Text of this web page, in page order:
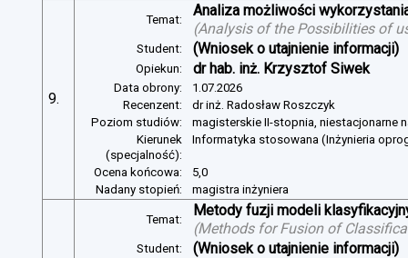
9.
Temat:
Analiza możliwości
(Analysis of the Possibilities of
Student: (Wniosek o utajnienie informacji)
Opiekun: dr hab. inż. Krzysztof Siwek
Data obrony:
1.07.2026
Recenzent:
dr inż. Radosław Roszczyk
Poziom studiów:
magisterskie II-stopnia, niestacjonarne
Kierunek
(specjalność):
Informatyka stosowana (Inżynieria
Ocena końcowa:
5,0
Nadany stopień:
magistra inżyniera
Temat:
Metody fuzji modeli
(Methods for Fusion of
Student: (Wniosek o utajnienie informacji)